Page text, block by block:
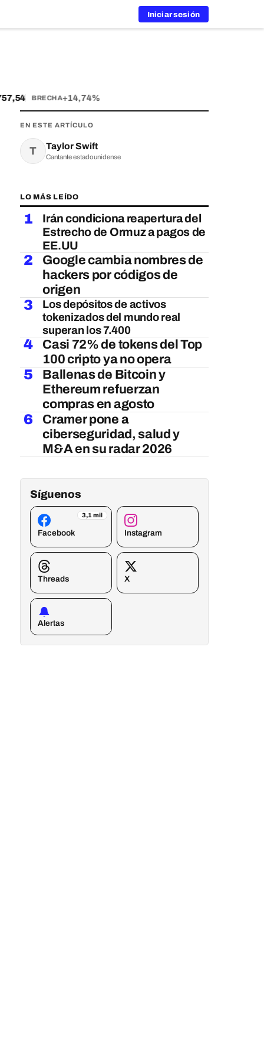
Iniciar sesión
BRECHA+14,74%
EN ESTE ARTÍCULO
T Taylor Swift
Cantante estadounidense
LO MÁS LEÍDO
1
Irán condiciona reapertura del
Estrecho de Ormuz a pagos de
EE.UU
2
Google cambia nombres de
hackers por códigos de
origen
3
Los depósitos de activos
tokenizados del mundo real
superan los 7.400
4
Casi 72% de tokens del Top
100 cripto ya no opera
5
Ballenas de Bitcoin y
Ethereum refuerzan
compras en agosto
6
Cramer pone a
ciberseguridad, salud y
M&A en su radar 2026
Síguenos
3,1 mil
Facebook Instagram
Threads X
Alertas